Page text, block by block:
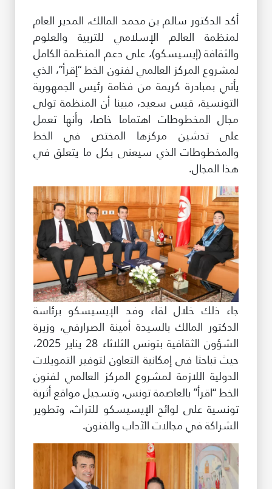
طريقة عملنا
شاركونا
انضم إلى عائلة الإيسيسكو
للموردين
الدعم والتبرع
© حقوق الطبع والنشر للإيسيسكو. جميع الحقوق محفوظة.
سياسة الخصوصية
حقوق النسخ
إخلاء المسؤولية
سياسة وإجراءات أمن نظم المعلومات
سياسة وإجراءات الذكاء الاصطناعي
أكد الدكتور سالم بن محمد المالك، المدير العام
لمنظمة العالم الإسلامي للتربية والعلوم
والثقافة (إيسيسكو)، على دعم المنظمة الكامل
لمشروع المركز العالمي لفنون الخط “إقرأ”، الذي
يأتي بمبادرة كريمة من فخامة رئيس الجمهورية
التونسية، قيس سعيد، مبينا أن المنظمة تولي
مجال المخطوطات اهتماما خاصا، وأنها تعمل
على تدشين مركزها المختص في الخط
والمخطوطات الذي سيعنى بكل ما يتعلق في
هذا المجال.
جاء ذلك خلال لقاء وفد الإيسيسكو برئاسة
الدكتور المالك بالسيدة أمينة الصرارفي، وزيرة
الشؤون الثقافية بتونس الثلاثاء 28 يناير 2025،
حيث تباحثا في إمكانية التعاون لتوفير التمويلات
الدولية اللازمة لمشروع المركز العالمي لفنون
الخط “اقرأ” بالعاصمة تونس، وتسجيل مواقع أثرية
تونسية على لوائح الإيسيسكو للتراث، وتطوير
الشراكة في مجالات الآداب والفنون.